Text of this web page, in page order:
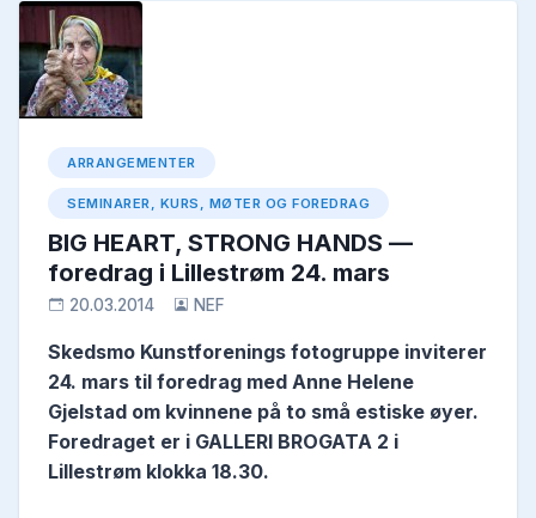
ARRANGEMENTER
SEMINARER, KURS, MØTER OG FOREDRAG
BIG HEART, STRONG HANDS —
foredrag i Lillestrøm 24. mars
20.03.2014 NEF
Skedsmo Kunstforenings fotogruppe inviterer
24. mars til foredrag med Anne Helene
Gjelstad om kvinnene på to små estiske øyer.
Foredraget er i GALLERI BROGATA 2 i
Lillestrøm klokka 18.30.